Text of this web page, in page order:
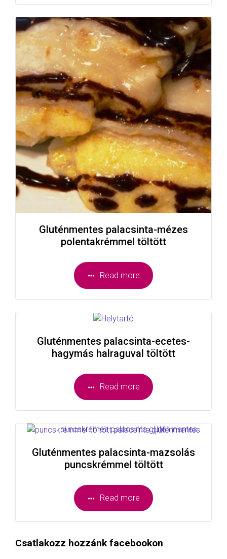
Gluténmentes palacsinta-mézes
polentakrémmel töltött
Read more
Gluténmentes palacsinta-ecetes-
hagymás halraguval töltött
Read more
Gluténmentes palacsinta-mazsolás
puncskrémmel töltött
Read more
Csatlakozz hozzánk facebookon